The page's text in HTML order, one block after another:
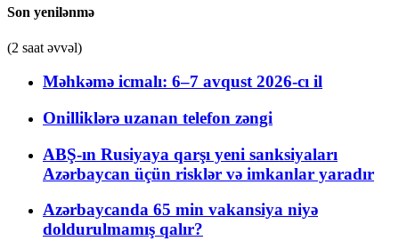
Son yenilənmə
(2 saat əvvəl)
Məhkəmə icmalı: 6–7 avqust 2026-cı il
Onilliklərə uzanan telefon zəngi
ABŞ-ın Rusiyaya qarşı yeni sanksiyaları
Azərbaycan üçün risklər və imkanlar yaradır
Azərbaycanda 65 min vakansiya niyə
doldurulmamış qalır?